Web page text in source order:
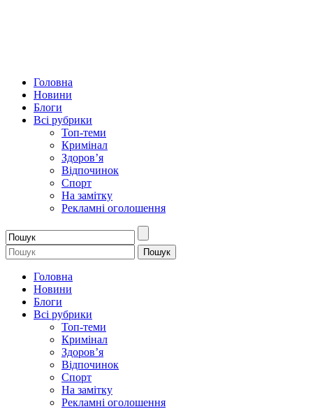
Головна
Новини
Блоги
Всі рубрики
Топ-теми
Кримінал
Здоров’я
Відпочинок
Спорт
На замітку
Рекламні оголошення
Головна
Новини
Блоги
Всі рубрики
Топ-теми
Кримінал
Здоров’я
Відпочинок
Спорт
На замітку
Рекламні оголошення